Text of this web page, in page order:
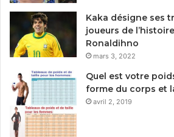
Kaka désigne ses
joueurs de
Ronaldihno
mars 3, 2022
Quel est votre
forme du corps et
avril 2, 2019